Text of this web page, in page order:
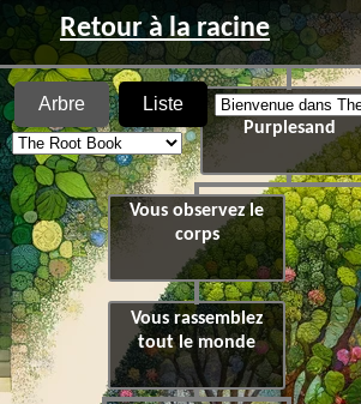
Retour à la racine
Arbre Liste
Séjour au manoir
Purplesand
Vous observez le
corps
Vous rassemblez
tout le monde